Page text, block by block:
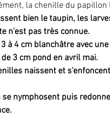
la chenille du papillon
bien le taupin, les
n'est pas très connue.
à 4 cm blanchâtre avec
3 cm pond en avril mai.
naissent et
se nymphosent puis